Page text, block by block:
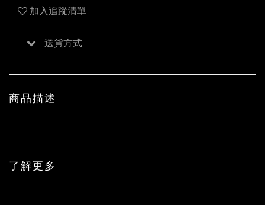
加入追蹤清單
送貨方式
商品描述
了解更多